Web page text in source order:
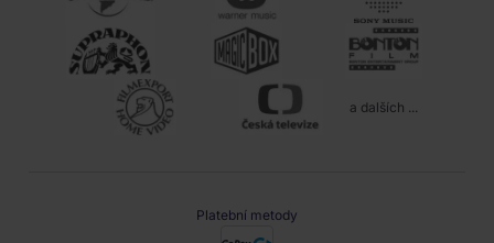
a dalších ...
Platební metody